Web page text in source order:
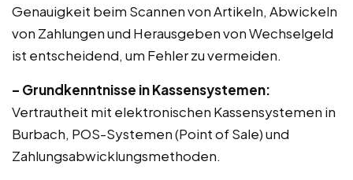
Genauigkeit beim Scannen von Artikeln, Abwickeln
von Zahlungen und Herausgeben von Wechselgeld
ist entscheidend, um Fehler zu vermeiden.
– Grundkenntnisse in Kassensystemen:
Vertrautheit mit elektronischen Kassensystemen in
Burbach, POS-Systemen (Point of Sale) und
Zahlungsabwicklungsmethoden.